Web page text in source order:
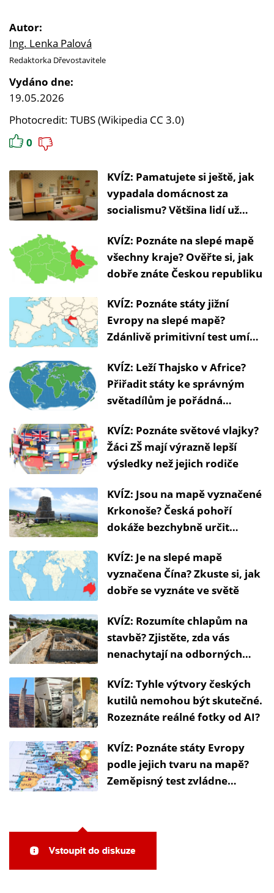
Autor:
Ing. Lenka Palová
Redaktorka Dřevostavitele
Vydáno dne:
19.05.2026
Photocredit: TUBS (Wikipedia CC 3.0)
0
KVÍZ: Pamatujete si ještě, jak
vypadala domácnost za
socialismu? Většina lidí už
KVÍZ: Poznáte na slepé mapě
všechny kraje? Ověřte si, jak
dobře znáte Českou republiku
KVÍZ: Poznáte státy jižní
Evropy na slepé mapě?
Zdánlivě primitivní test umí
KVÍZ: Leží Thajsko v Africe?
Přiřadit státy ke správným
světadílům je pořádná
KVÍZ: Poznáte světové vlajky?
Žáci ZŠ mají výrazně lepší
výsledky než jejich rodiče
KVÍZ: Jsou na mapě vyznačené
Krkonoše? Česká pohoří
dokáže bezchybně určit
KVÍZ: Je na slepé mapě
vyznačena Čína? Zkuste si, jak
dobře se vyznáte ve světě
KVÍZ: Rozumíte chlapům na
stavbě? Zjistěte, zda vás
nenachytají na odborných
KVÍZ: Tyhle výtvory českých
kutilů nemohou být skutečné.
Rozeznáte reálné fotky od AI?
KVÍZ: Poznáte státy Evropy
podle jejich tvaru na mapě?
Zeměpisný test zvládne